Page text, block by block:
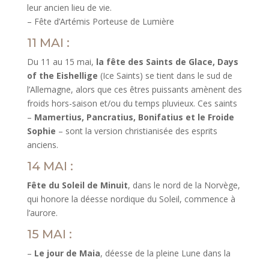
leur ancien lieu de vie.
– Fête d’Artémis Porteuse de Lumière
11 MAI :
Du 11 au 15 mai, la fête des Saints de Glace, Days
of the Eishellige (Ice Saints) se tient dans le sud de
l’Allemagne, alors que ces êtres puissants amènent des
froids hors-saison et/ou du temps pluvieux. Ces saints
– Mamertius, Pancratius, Bonifatius et le Froide
Sophie – sont la version christianisée des esprits
anciens.
14 MAI :
Fête du Soleil de Minuit, dans le nord de la Norvège,
qui honore la déesse nordique du Soleil, commence à
l’aurore.
15 MAI :
– Le jour de Maia, déesse de la pleine Lune dans la